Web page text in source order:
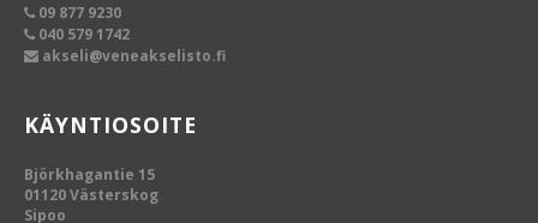
09 877 9230
040 579 1742
akseli@veneakselisto.fi
KÄYNTIOSOITE
Björkhagantie 15
01120 Västerskog
Sipoo